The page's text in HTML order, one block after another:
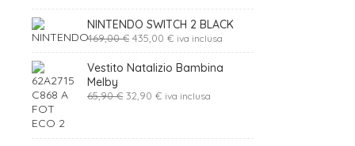
originale
era:
25,95 €.
attuale
è:
18,16 €.
NINTENDO SWITCH 2 BLACK
469,00€ Il
originale
era:
435,00 €Il
attuale
è:
iva inclusa
Vestito Natalizio Bambina
Melby
65,90€ Il
32,90 €Il iva inclusa